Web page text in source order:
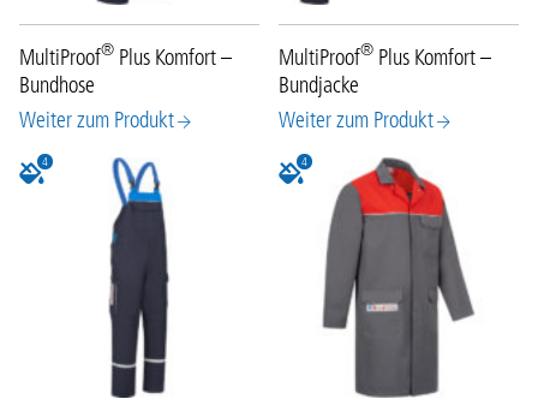
MultiProof® Plus Komfort –
Bundhose
Weiter zum Produkt
MultiProof® Plus Komfort –
Bundjacke
Weiter zum Produkt
4 4